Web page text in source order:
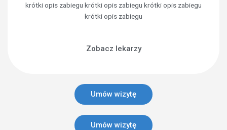
krótki opis zabiegu krótki opis zabiegu krótki opis zabiegu
krótki opis zabiegu
Zobacz lekarzy
Umów wizytę
Umów wizytę